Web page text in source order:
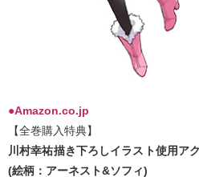
●Amazon.co.jp
【全巻購入特典】
川村幸祐描き下ろしイラスト使用ア
(絵柄：アーネスト&ソフィ)